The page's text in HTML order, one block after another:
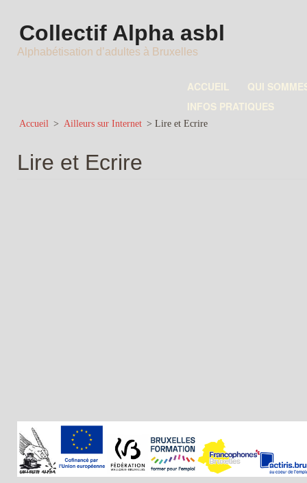
Collectif Alpha asbl
Alphabétisation d’adultes à Bruxelles
ACCUEIL
QUI
INFOS PRATIQUES
Accueil > Ailleurs sur Internet > Lire et Ecrire
Lire et Ecrire